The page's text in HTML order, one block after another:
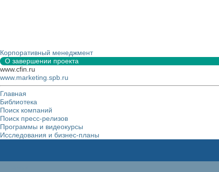
Корпоративный менеджмент
О завершении проекта
www.cfin.ru
www.marketing.spb.ru
Главная
Библиотека
Поиск компаний
Поиск пресс-релизов
Программы и видеокурсы
Исследования и бизнес-планы